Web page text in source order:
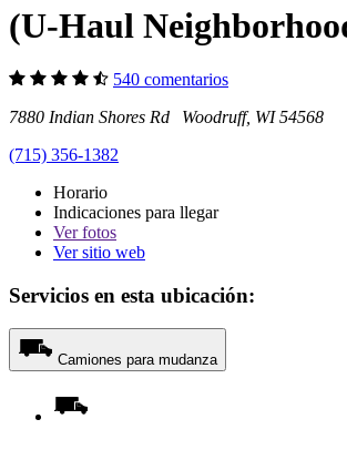
(U-Haul
540 comentarios
7880 Indian Shores Rd Woodruff, WI 54568
(715) 356-1382
Horario
Indicaciones para llegar
Verfotos
Ver sitio web
Servicios en esta ubicación:
Camiones para mudanza